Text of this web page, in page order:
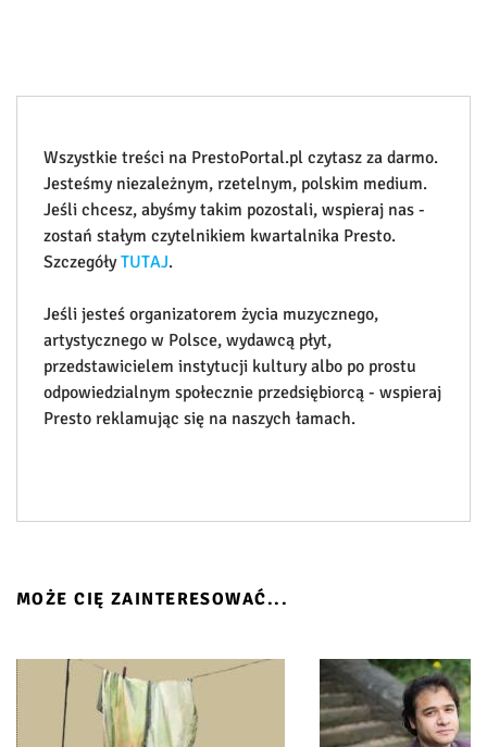
Wszystkie treści na PrestoPortal.pl czytasz za darmo.
Jesteśmy niezależnym, rzetelnym, polskim medium.
Jeśli chcesz, abyśmy takim pozostali, wspieraj nas -
zostań stałym czytelnikiem kwartalnika Presto.
SzczegółyTUTAJ.
Jeśli jesteś organizatorem życia muzycznego,
artystycznego w Polsce, wydawcą płyt,
przedstawicielem instytucji kultury albo po prostu
odpowiedzialnym społecznie przedsiębiorcą - wspieraj
Presto reklamując się na naszych łamach.
MOŻE CIĘ ZAINTERESOWAĆ...